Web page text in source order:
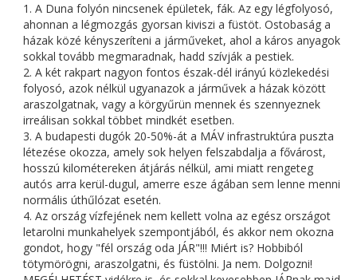
1. A Duna folyón nincsenek épületek, fák. Az egy légfolyosó,
ahonnan a légmozgás gyorsan kiviszi a füstöt. Ostobaság a
házak közé kényszeríteni a járműveket, ahol a káros anyagok
sokkal tovább megmaradnak, hadd szívják a pestiek.
2. A két rakpart nagyon fontos észak-dél irányú közlekedési
folyosó, azok nélkül ugyanazok a járművek a házak között
araszolgatnak, vagy a körgyűrün mennek és szennyeznek
irreálisan sokkal többet mindkét esetben.
3. A budapesti dugók 20-50%-át a MÁV infrastruktúra puszta
létezése okozza, amely sok helyen felszabdalja a fővárost,
hosszú kilométereken átjárás nélkül, ami miatt rengeteg
autós arra kerül-dugul, amerre esze ágában sem lenne menni
normális úthűlózat esetén.
4. Az ország vízfejének nem kellett volna az egész országot
letarolni munkahelyek szempontjából, és akkor nem okozna
gondot, hogy "fél ország oda JÁR"!!! Miért is? Hobbiból
tötymörögni, araszolgatni, és füstölni. Ja nem. Dolgozni!